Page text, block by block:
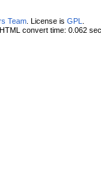
Team. License is GPL
convert time: 0.062